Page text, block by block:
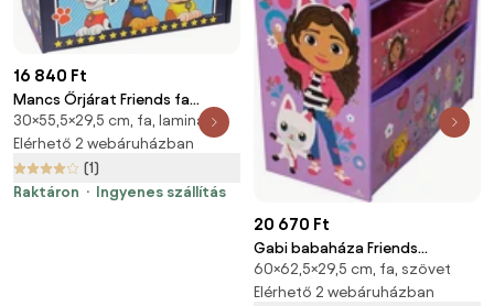
16 840 Ft
Mancs Őrjárat Friends fa
játéktároló 55,5x29,5x30 cm
30×55,5×29,5 cm, fa, laminált
Elérhető 2 webáruházban
(1)
Raktáron
Ingyenes szállítás
20 670 Ft
Gabi babaháza Friends
tárolószekrény 62,5x29,5x60
cm
60×62,5×29,5 cm, fa, szövet
Elérhető 2 webáruházban